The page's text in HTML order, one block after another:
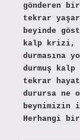
gönderen
tekrar
beyinde
kalp krizi,
durmasına
durmuş
tekrar
durursa ne
beynimizin
Herhangi